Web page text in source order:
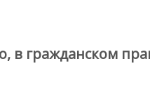
в гражданском